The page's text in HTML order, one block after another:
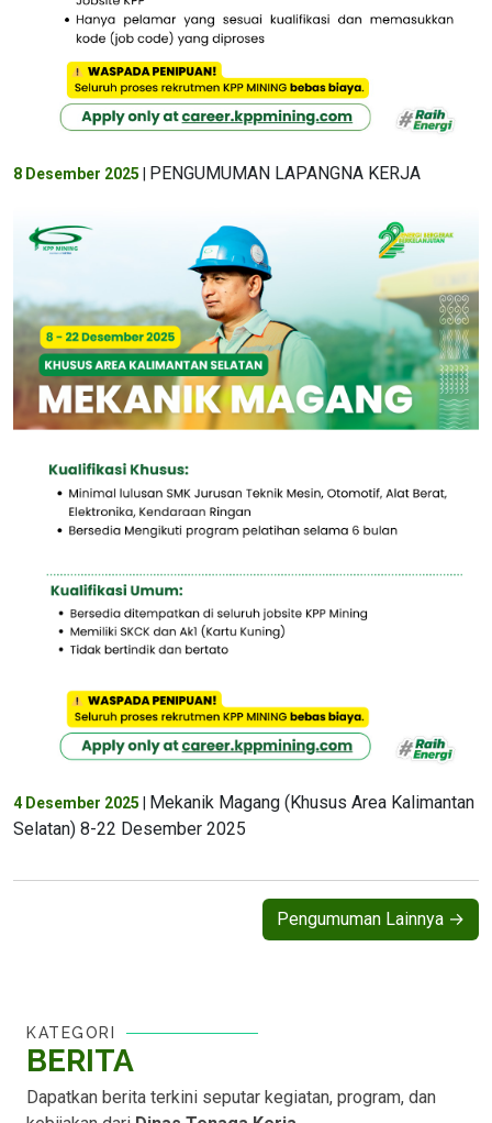
8 Desember 2025 PENGUMUMAN LAPANGNA KERJA
4 Desember 2025
Mekanik Magang (Khusus Area Kalimantan
Selatan) 8-22 Desember 2025
Pengumuman Lainnya →
KATEGORI
BERITA
Dapatkan berita terkini seputar kegiatan, program, dan